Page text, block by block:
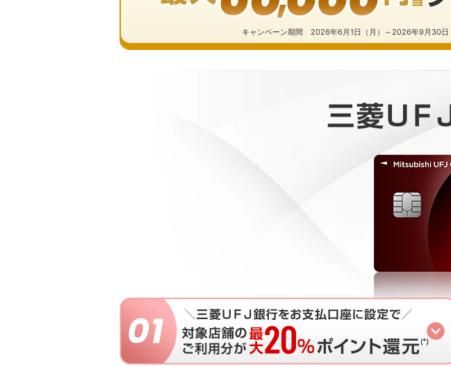
キャンペーン期間 2026年6月1日（月）～2026年9月30日